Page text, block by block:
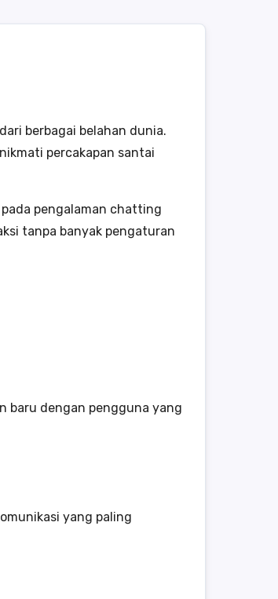
berbagai belahan dunia.
percakapan santai
pengalaman chatting
tanpa banyak pengaturan
baru dengan pengguna yang
yang paling